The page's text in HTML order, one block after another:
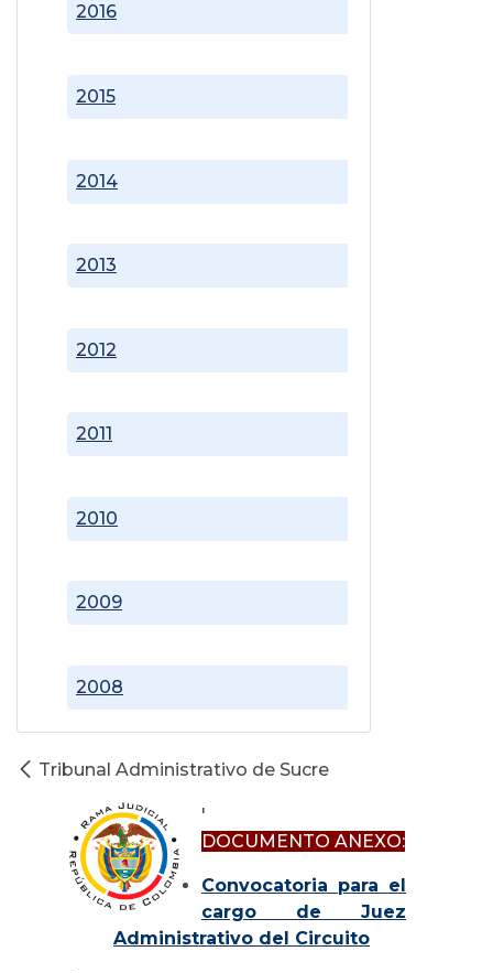
2008
2009
2010
2011
2012
2013
2014
2015
2016
Tribunal Administrativo de Sucre
'
DOCUMENTO ANEXO:
Convocatoria para el
cargo de Juez
Administrativo del Circuito